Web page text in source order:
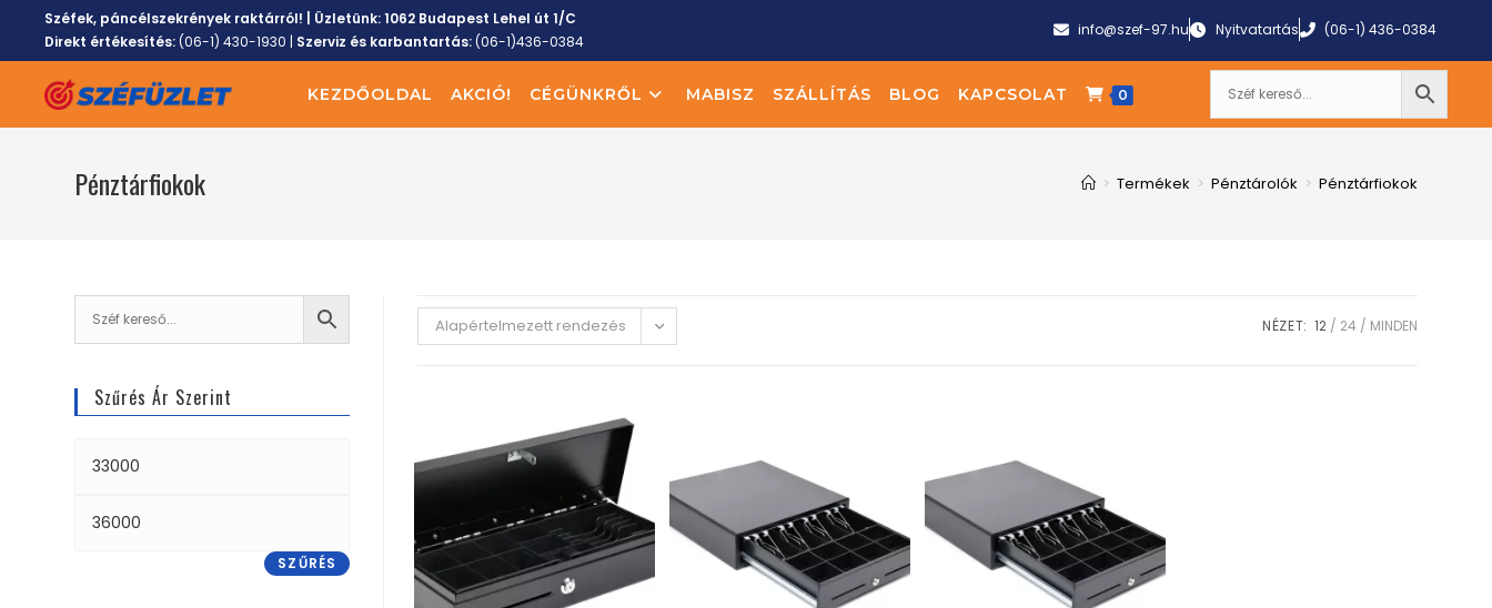
Széfek, páncélszekrények raktárról! | Üzletünk:1062 Budapest Lehel út 1/C
Direkt értékesítés:(06-1) 430-1930 | Szerviz és karbantartás:(06-1)436-0384
info@szef-97.hu Nyitvatartás (06-1) 436-0384
KEZDŐOLDAL AKCIÓ! CÉGÜNKRŐL MABISZ SZÁLLÍTÁS BLOG KAPCSOLAT 0
Pénztárfiokok > Termékek > Pénztárolók > Pénztárfiokok
Alapértelmezett rendezés NÉZET: 12 24 MINDEN
Szűrés Ár Szerint
SZŰRÉS